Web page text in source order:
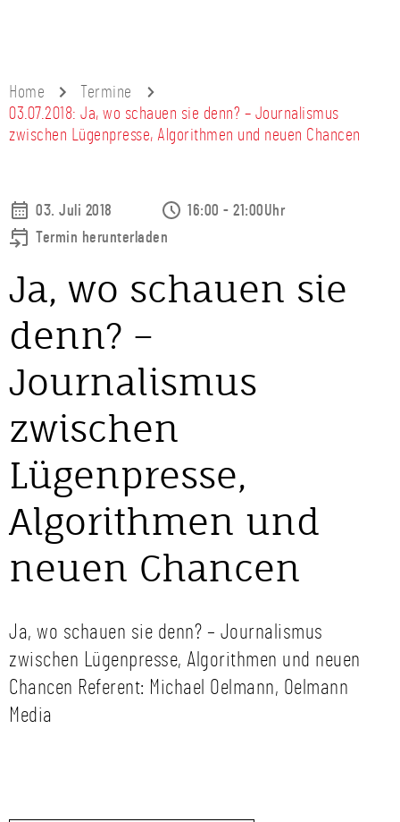
Home
Termine
03.07.2018: Ja, wo schauen sie denn? – Journalismus
zwischen Lügenpresse, Algorithmen und neuen Chancen
03. Juli 2018
16:00 - 21:00Uhr
Termin herunterladen
Ja, wo schauen sie
denn? –
Journalismus
zwischen
Lügenpresse,
Algorithmen und
neuen Chancen
Ja, wo schauen sie denn? – Journalismus
zwischen Lügenpresse, Algorithmen und neuen
Chancen Referent: Michael Oelmann, Oelmann
Media